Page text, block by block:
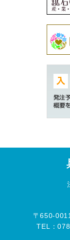
〒650-
TEL：